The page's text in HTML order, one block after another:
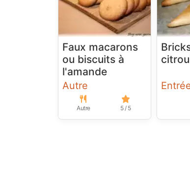
Faux macarons
ou biscuits à
l'amande
Autre
Autre 5 / 5